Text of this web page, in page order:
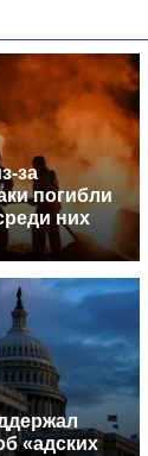
за
погибли
них
«адских